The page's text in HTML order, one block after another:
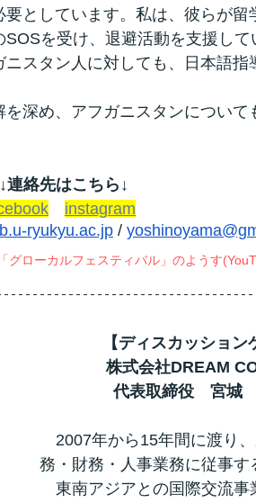
としています。私は、彼らが留
を受け、退避活動を支援して
スタン人に対しても、日本語指
深め、アフガニスタンについて
↓連絡先はこちら↓
instagram
ryukyu.ac.jp /
グローカルフェスティバル」のようす
【ディスカッション
株式会社DREAM
代表取締役　宮城
2007年から15年間に渡り
務・財務・人事業務に従事す
東南アジアとの国際交流事